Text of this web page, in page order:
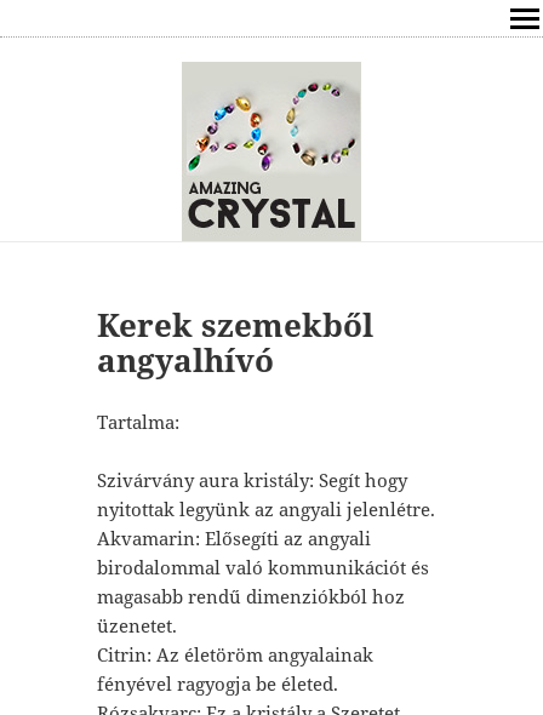
ÍRÁSOK
ÁSVÁNYOK HATÁSAI
ELÉRHETŐSÉG
ONLINE GYÓGYÍTÁS,TANÁCSADÁS
VÁSÁRLÁS / KOSÁR
Kerek szemekből
angyalhívó
Tartalma:
Szivárvány aura kristály: Segít hogy
nyitottak legyünk az angyali jelenlétre.
Akvamarin: Elősegíti az angyali
birodalommal való kommunikációt és
magasabb rendű dimenziókból hoz
üzenetet.
Citrin: Az életöröm angyalainak
fényével ragyogja be életed.